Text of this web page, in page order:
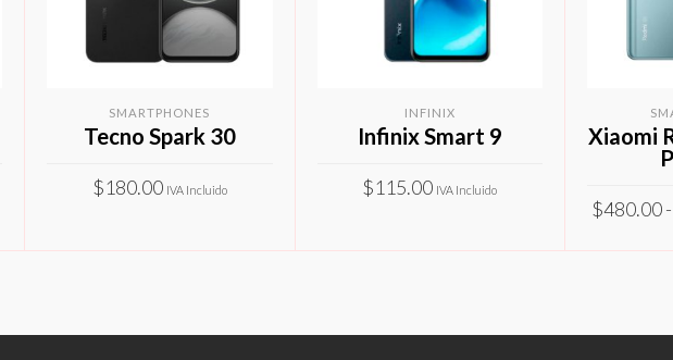
SMARTPHONES
Tecno Spark 30
$180.00 IVA Incluido
INFINIX
Infinix Smart 9
$115.00 IVA Incluido
Xiaomi
$480.00 -